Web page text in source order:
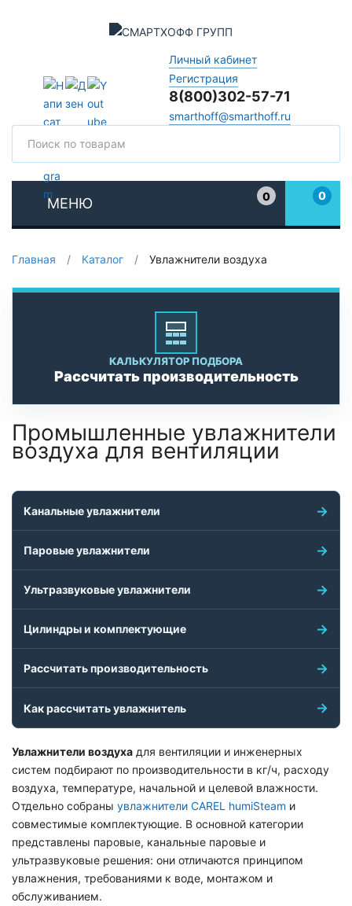
Личный кабинет
Регистрация
8(800)302-57-71
smarthoff@smarthoff.ru
МЕНЮ
0
0
Главная / Каталог / Увлажнители воздуха
КАЛЬКУЛЯТОР ПОДБОРА
Рассчитать производительность
Промышленные увлажнители
воздуха для вентиляции
Канальные увлажнители
Паровые увлажнители
Ультразвуковые увлажнители
Цилиндры и комплектующие
Рассчитать производительность
Как рассчитать увлажнитель
Увлажнители воздуха для вентиляции и инженерных
систем подбирают по производительности в кг/ч, расходу
воздуха, температуре, начальной и целевой влажности.
Отдельно собраны увлажнители CAREL humiSteam и
совместимые комплектующие. В основной категории
представлены паровые, канальные паровые и
ультразвуковые решения: они отличаются принципом
увлажнения, требованиями к воде, монтажом и
обслуживанием.